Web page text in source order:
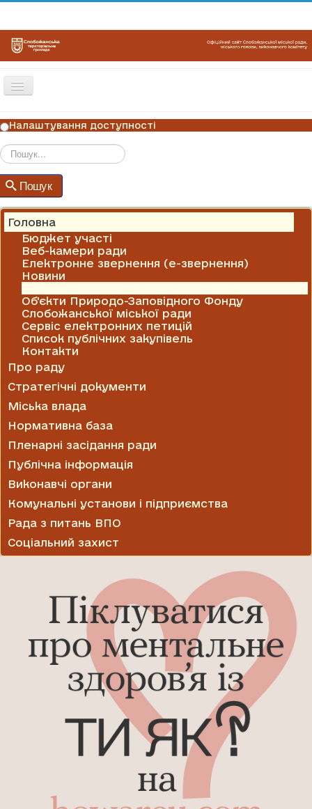
Перемикач
ГОЛОВНА
НОВИНИ
ОГОЛОШЕННЯ
ГРАФІКИ ПРИЙОМУ
КОНТАКТИ
Налаштування доступності
Пошук
Головна
Бюджет участі
Веб-камери ради
Електронне звернення (е-звернення)
Новини
Об'єкти Природо-Заповідного Фонду
Слобожанської міської ради
Сервіс електронних петицій
Список публічних закупівель
Контакти
Про раду
Стратегічні документи
Міська влада
Нормативна база
Пленарні засідання ради
Публічна інформація
Виконавчі органи
Комунальні установи і підприємства
Рада з питань ВПО
Соціальний захист